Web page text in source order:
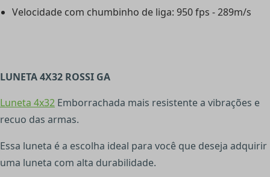
Velocidade com chumbinho de liga: 950 fps - 289m/s
LUNETA 4X32 ROSSI GA
Luneta 4x32 Emborrachada mais resistente a vibrações e
recuo das armas.
Essa luneta é a escolha ideal para você que deseja adquirir
uma luneta com alta durabilidade.